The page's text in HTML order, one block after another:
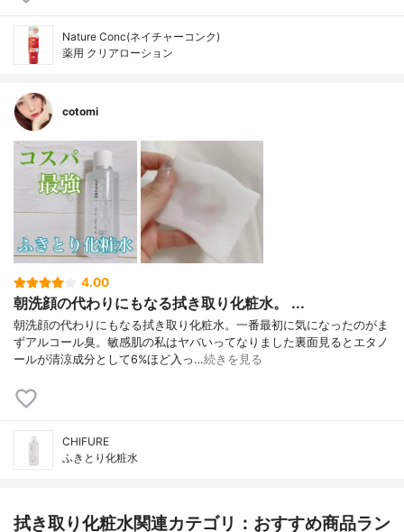
Nature Conc(ネイチャーコンク)
薬用 クリアローション
cotomi
4.00
朝洗顔の代わりにもなる拭き取り化粧水。 ...
朝洗顔の代わりにもなる拭き取り化粧水。一番最初に気になったのがま
ずアルコール臭。敏感肌の私はヤバいってなりました裏面見るとエタノ
ールが清涼成分として6%ほど入っ…続きを見る
CHIFURE
ふきとり化粧水
拭き取り化粧水関連カテゴリ：おすすめ商品ラン